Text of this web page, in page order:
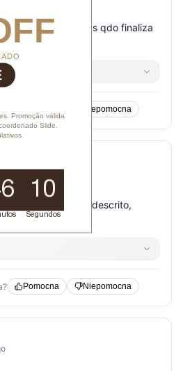
Promoção válida
Slide.
10
Segundos